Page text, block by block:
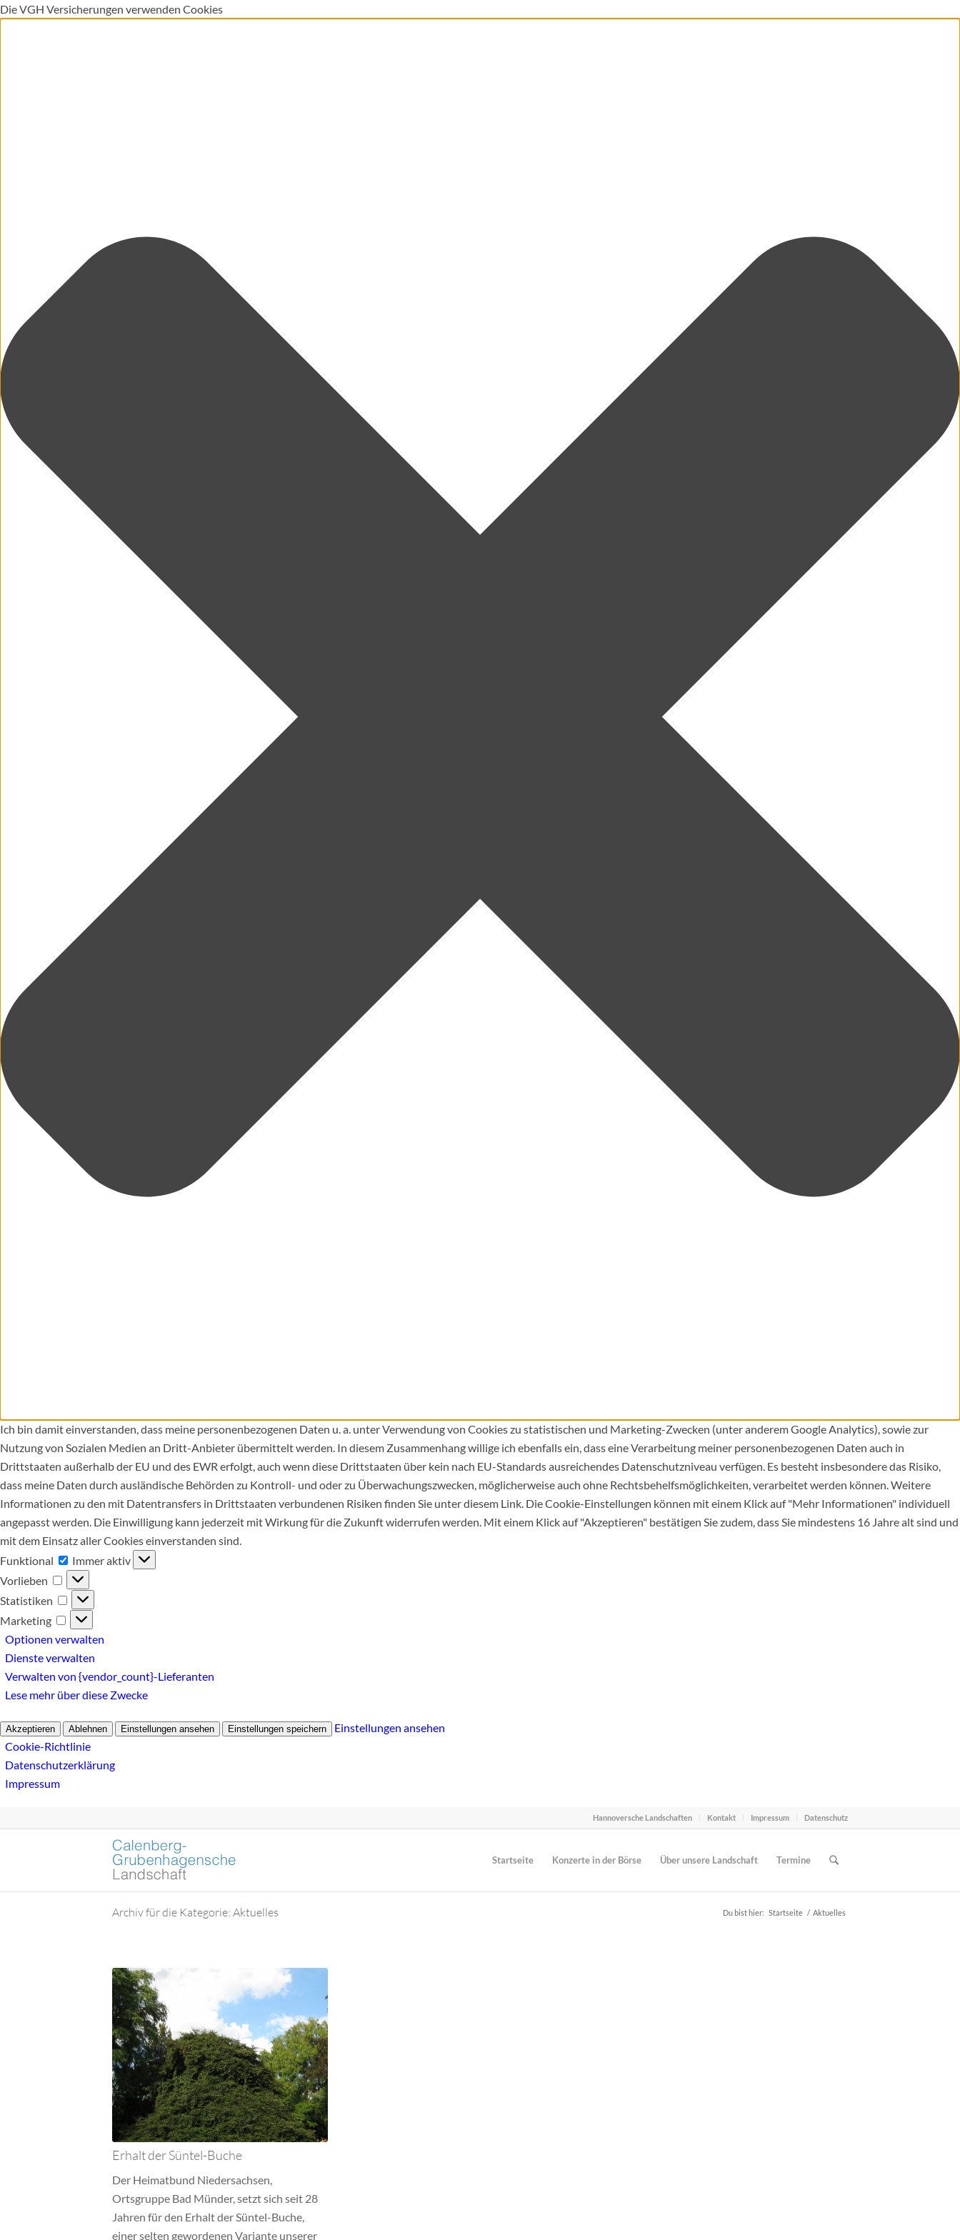
Die VGH Versicherungen verwenden Cookies
Ich bin damit einverstanden, dass meine personenbezogenen Daten u. a. unter Verwendung von Cookies zu statistischen und Marketing-Zwecken (unter anderem Google Analytics), sowie zur
Nutzung von Sozialen Medien an Dritt-Anbieter übermittelt werden. In diesem Zusammenhang willige ich ebenfalls ein, dass eine Verarbeitung meiner personenbezogenen Daten auch in
Drittstaaten außerhalb der EU und des EWR erfolgt, auch wenn diese Drittstaaten über kein nach EU-Standards ausreichendes Datenschutzniveau verfügen. Es besteht insbesondere das Risiko,
dass meine Daten durch ausländische Behörden zu Kontroll- und oder zu Überwachungszwecken, möglicherweise auch ohne Rechtsbehelfsmöglichkeiten, verarbeitet werden können. Weitere
Informationen zu den mit Datentransfers in Drittstaaten verbundenen Risiken finden Sie unter diesem Link. Die Cookie-Einstellungen können mit einem Klick auf "Mehr Informationen" individuell
angepasst werden. Die Einwilligung kann jederzeit mit Wirkung für die Zukunft widerrufen werden. Mit einem Klick auf "Akzeptieren" bestätigen Sie zudem, dass Sie mindestens 16 Jahre alt sind und
mit dem Einsatz aller Cookies einverstanden sind.
Funktional
Funktional
Immer aktiv
Vorlieben
Vorlieben
Statistiken Statistiken
Marketing Marketing
Optionen verwalten
Dienste verwalten
Verwalten von {vendor_count}-Lieferanten
Lese mehr über diese Zwecke
Akzeptieren Ablehnen Einstellungen ansehen Einstellungen speichern
Einstellungen ansehen
Cookie-Richtlinie
Datenschutzerklärung
Impressum
Hannoversche Landschaften Kontakt Impressum Datenschutz
Startseite Konzerte in der Börse Über unsere Landschaft Termine
Archiv für die Kategorie: Aktuelles Du bist hier: Startseite / Aktuelles
Erhalt der Süntel-Buche
Der Heimatbund Niedersachsen,
Ortsgruppe Bad Münder, setzt sich seit 28
Jahren für den Erhalt der Süntel-Buche,
einer selten gewordenen Variante unserer